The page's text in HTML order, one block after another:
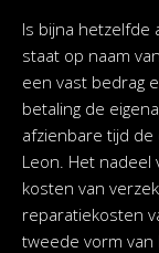
Is bijna hetzelfde
staat op naam
een vast bedrag
betaling de
afzienbare tijd
Leon. Het nadeel
kosten van
reparatiekosten
tweede vorm van